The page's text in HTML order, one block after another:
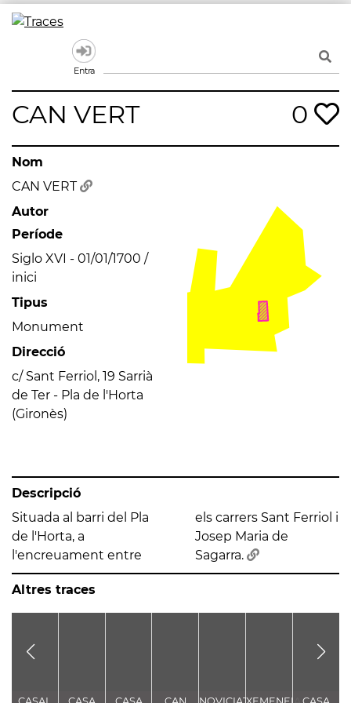
Skip
Un mapa de la memòria obert a tothom
Entra
CAN VERT 0
Nom
CAN VERT
Autor
Període
Siglo XVI - 01/01/1700 /
inici
Tipus
Monument
Direcció
c/ Sant Ferriol, 19 Sarrià
de Ter - Pla de l'Horta
(Gironès)
Descripció
Situada al barri del Pla
de l'Horta, a
l'encreuament entre
els carrers Sant Ferriol i
Josep Maria de
Sagarra.
Altres traces